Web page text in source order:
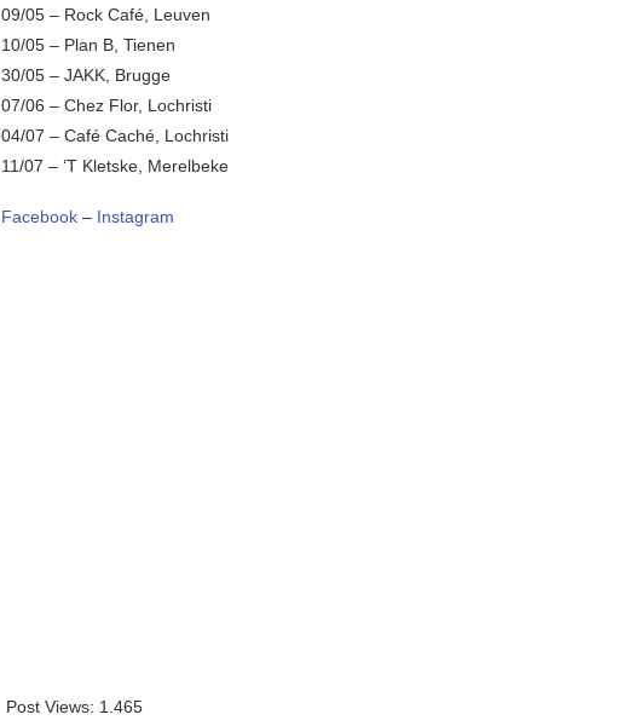
09/05 – Rock Café, Leuven
10/05 – Plan B, Tienen
30/05 – JAKK, Brugge
07/06 – Chez Flor, Lochristi
04/07 – Café Caché, Lochristi
11/07 – ‘T Kletske, Merelbeke
Facebook – Instagram
Post Views: 1.465